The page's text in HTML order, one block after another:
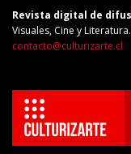
Revista digital de
Visuales, Cine y
contacto@culturizarte.cl